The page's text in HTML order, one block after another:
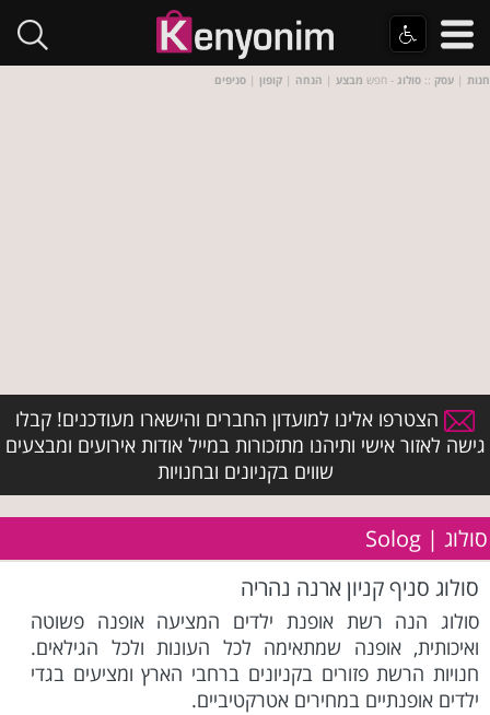
חנות | עסק :: סולוג - חפש מבצע | הנחה | קופון | סניפים
הצטרפו אלינו למועדון החברים והישארו מעודכנים! קבלו
גישה לאזור אישי ותיהנו מתזכורות במייל אודות אירועים ומבצעים
שווים בקניונים ובחנויות
סולוג | Solog
סולוג סניף קניון ארנה נהריה
סולוג הנה רשת אופנת ילדים המציעה אופנה פשוטה
ואיכותית, אופנה שמתאימה לכל העונות ולכל הגילאים.
חנויות הרשת פזורים בקניונים ברחבי הארץ ומציעים בגדי
ילדים אופנתיים במחירים אטרקטיביים.